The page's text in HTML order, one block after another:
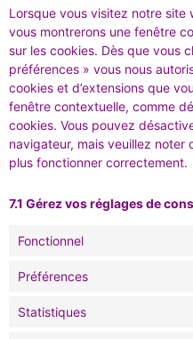
Lorsque vous visitez notre site
vous montrerons une fenêtre
sur les cookies. Dès que vous
préférences » vous nous
cookies et d’extensions que
fenêtre contextuelle, comme
cookies. Vous pouvez
navigateur, mais veuillez
plus fonctionner correctement.
7.1 Gérez vos réglages de
Fonctionnel
Préférences
Statistiques